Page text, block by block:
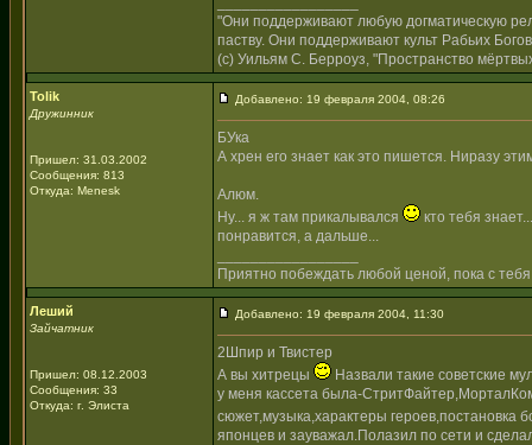
"Они поддерживают любую догматическую
паству. Они поддерживают культ Рабьих
(с) Уильям С. Берроуз, "Пространство
Tolik
Дружинник
Пришел: 31.03.2002
Сообщения: 813
Откуда: Menesk
Добавлено: 19 февраля 2004, 08:26
БУка
А хрен его знает как это пишется. Ниразу
Алюм.
Ну... я ж там прикалывался
кто тебя
понравится, а дальше...
Приятно побеждать любой ценой, пока с
Леший
Зайчатник
Пришел: 08.12.2003
Сообщения: 33
Откуда: г. Элиста
Добавлено: 19 февраля 2004, 11:30
2Шпир и Твистер
А вы хитрецы
Назвали такие советские
у меня кассета была-
сюжет,музыка,характеры героев,постановка
японцев и зауважал.Полазил по сети и